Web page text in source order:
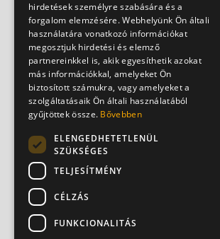
Hasnyálmirigyrák -
Patrick Sway...
hirdetések személyre szabására és a
forgalom elemzésére. Webhelyünk Ön általi
használatára vonatkozó információkat
megosztjuk hirdetési és elemző
partnereinkkel is, akik egyesíthetik azokat
más információkkal, amelyeket Ön
biztosított számukra, vagy amelyeket a
szolgáltatásaik Ön általi használatából
gyűjtöttek össze. Bővebben
ELENGEDHETETLENÜL
SZÜKSÉGES
TELJESÍTMÉNY
CÉLZÁS
FUNKCIONALITÁS